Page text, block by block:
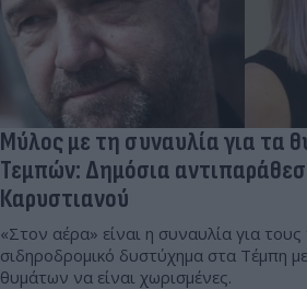
Μύλος με τη συναυλία για τα
Τεμπών: Δημόσια
Καρυστιανού
«Στον αέρα» είναι η συναυλία για
σιδηροδρομικό δυστύχημα στα Τέμπη
θυμάτων να είναι χωρισμένες.